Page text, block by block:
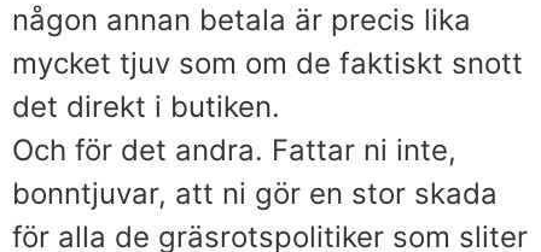
någon annan betala är precis lika
mycket tjuv som om de faktiskt snott
det direkt i butiken.
Och för det andra. Fattar ni inte,
bonntjuvar, att ni gör en stor skada
för alla de gräsrotspolitiker som sliter